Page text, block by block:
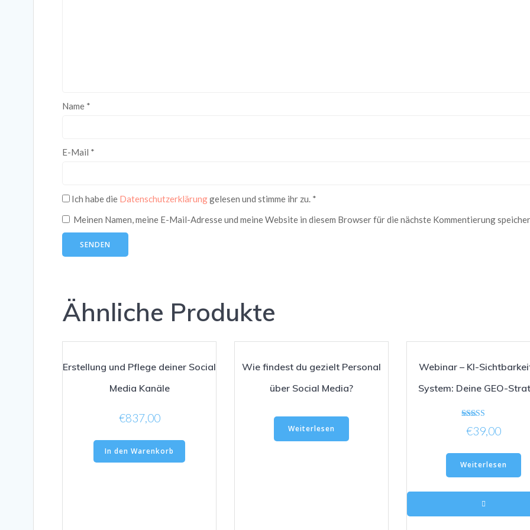
Name *
E-Mail *
Ich habe die Datenschutzerklärunggelesen und stimme ihr zu. *
Meinen Namen, meine E-Mail-Adresse und meine Website in diesem Browser für die nächste Kommentierung
Ähnliche Produkte
Erstellung und Pflege deiner Social
Media Kanäle
€837,00
In den Warenkorb
Wie findest du gezielt Personal
über Social Media?
Weiterlesen
Webinar – KI-
System: Deine GEO-
Bewertet mit
5.00
€39,00
Weiterlesen